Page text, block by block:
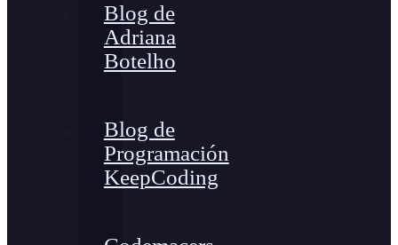
Blog de
Adriana
Botelho
Blog de
Programación
KeepCoding